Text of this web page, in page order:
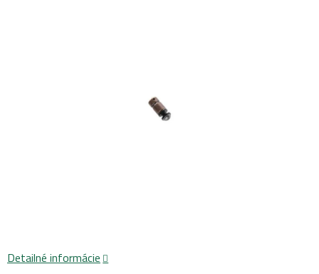
Detailné informácie